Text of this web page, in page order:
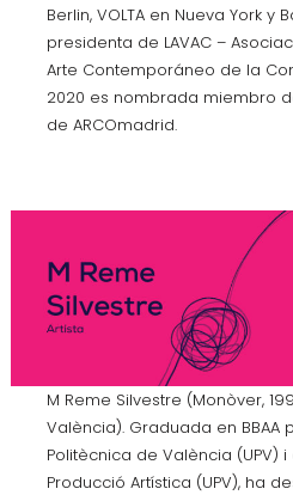
Berlin, VOLTA en Nueva York y
presidenta de LAVAC –
Arte Contemporáneo de la
2020 es nombrada miembro
de ARCOmadrid.
M Reme Silvestre (Monòver,
València). Graduada en BBAA
Politècnica de València (UPV)
Producció Artística (UPV), ha